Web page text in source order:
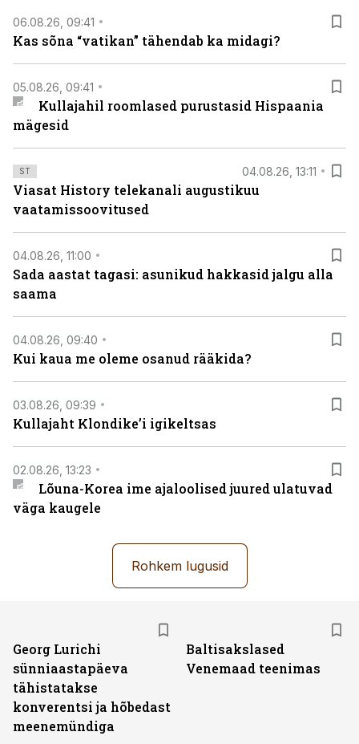
06.08.26, 09:41
Kas sõna “vatikan” tähendab ka midagi?
05.08.26, 09:41
Kullajahil roomlased purustasid Hispaania
mägesid
ST 04.08.26, 13:11
Viasat History telekanali augustikuu
vaatamissoovitused
04.08.26, 11:00
Sada aastat tagasi: asunikud hakkasid jalgu alla
saama
04.08.26, 09:40
Kui kaua me oleme osanud rääkida?
03.08.26, 09:39
Kullajaht Klondike’i igikeltsas
02.08.26, 13:23
Lõuna-Korea ime ajaloolised juured ulatuvad
väga kaugele
Rohkem lugusid
Georg Lurichi
sünniaastapäeva
tähistatakse
konverentsi ja hõbedast
meenemündiga
Baltisakslased
Venemaad teenimas